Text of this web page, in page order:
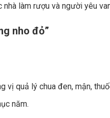
làm rượu và người yêu
nho đỏ”
vị quả lý chua đen, mận,
năm.